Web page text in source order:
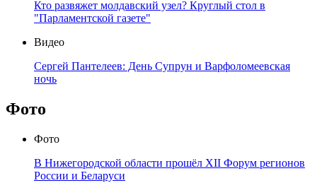
Кто развяжет молдавский узел? Круглый стол в
"Парламентской газете"
Видео
Сергей Пантелеев: День Супрун и Варфоломеевская
ночь
Фото
Фото
В Нижегородской области прошёл XII Форум регионов
России и Беларуси